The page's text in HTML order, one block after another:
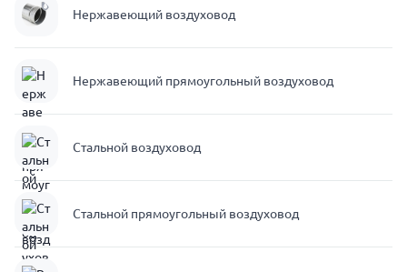
Нержавеющий воздуховод
Нержавеющий прямоугольный воздуховод
Стальной воздуховод
Стальной прямоугольный воздуховод